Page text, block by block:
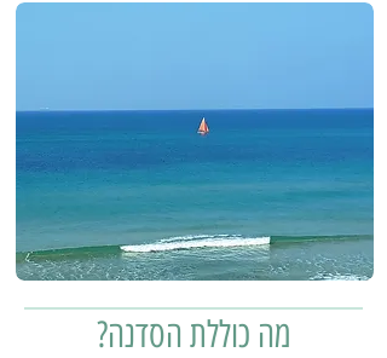
מה כוללת הסדנה?